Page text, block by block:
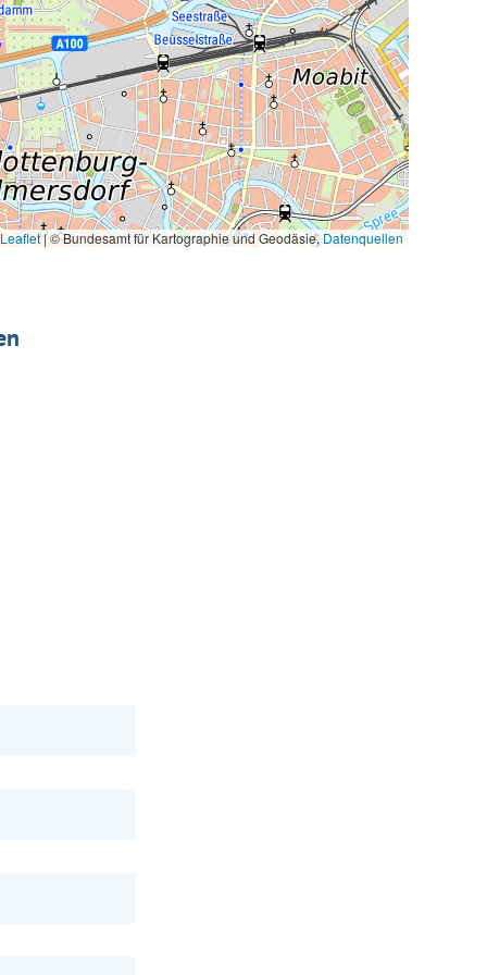
|© Bundesamt für Kartographie und Geodäsie,Datenquellen